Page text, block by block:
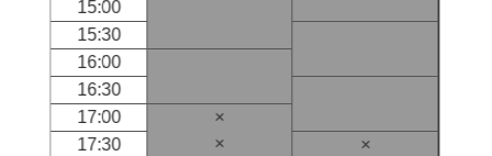
15:00
15:30
16:00
16:30
17:00
×
17:30
×
×